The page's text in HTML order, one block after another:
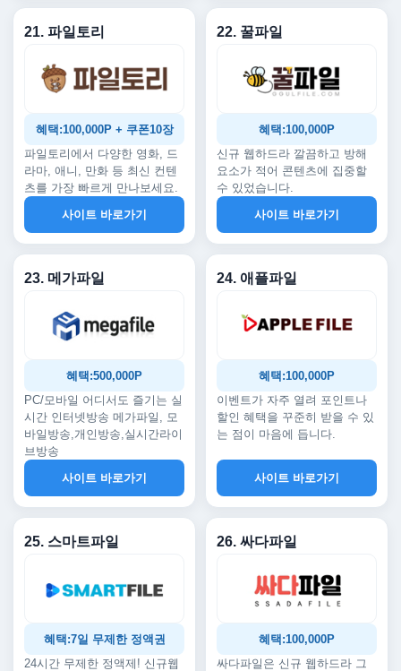
21. 파일토리
혜택:100,000P + 쿠폰10장
파일토리에서 다양한 영화, 드
라마, 애니, 만화 등 최신 컨텐
츠를 가장 빠르게 만나보세요.
사이트 바로가기
22. 꿀파일
혜택:100,000P
신규 웹하드라 깔끔하고 방해
요소가 적어 콘텐츠에 집중할
수 있었습니다.
사이트 바로가기
23. 메가파일
혜택:500,000P
PC/모바일 어디서도 즐기는 실
시간 인터넷방송 메가파일, 모
바일방송,개인방송,실시간라이
브방송
사이트 바로가기
24. 애플파일
혜택:100,000P
이벤트가 자주 열려 포인트나
할인 혜택을 꾸준히 받을 수 있
는 점이 마음에 듭니다.
사이트 바로가기
25. 스마트파일
혜택:7일 무제한 정액권
24시간 무제한 정액제! 신규웹
26. 싸다파일
혜택:100,000P
싸다파일은 신규 웹하드라 그